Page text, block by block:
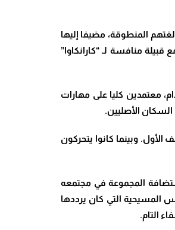
المنطوقة، مضيفا إليها
منافسة لـ “كارانكاوا”
معتمدين كليا على مهارات
السكان الأصليين.
وبينما كانوا يتحركون
المجموعة في مجتمعه
المسيحية التي كان يرددها
التام.